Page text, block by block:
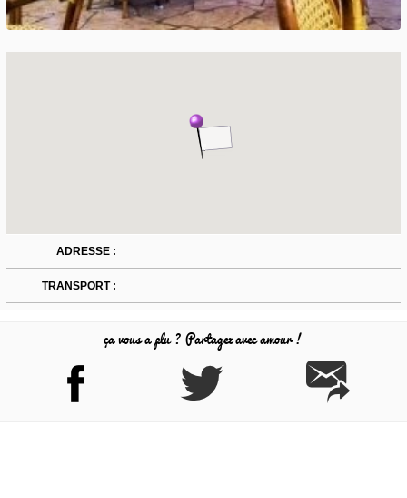
ADRESSE :
TRANSPORT :
ça vous a plu ? Partagez avec amour !